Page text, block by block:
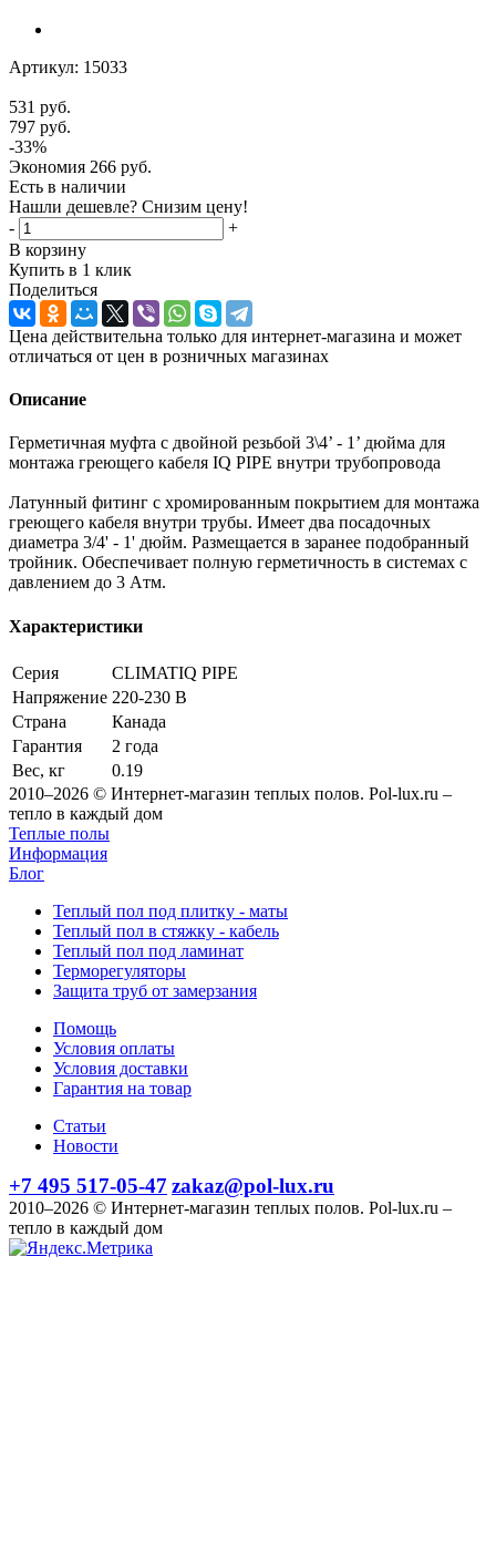
Артикул: 15033
531 руб.
797 руб.
-33%
Экономия 266 руб.
Есть в наличии
Нашли дешевле? Снизим цену!
-
+
В корзину
Купить в 1 клик
Поделиться
Цена действительна только для интернет-магазина и может
отличаться от цен в розничных магазинах
Описание
Герметичная муфта с двойной резьбой 3\4’ - 1’ дюйма для
монтажа греющего кабеля IQ PIPE внутри трубопровода
Латунный фитинг с хромированным покрытием для монтажа
греющего кабеля внутри трубы. Имеет два посадочных
диаметра 3/4' - 1' дюйм. Размещается в заранее подобранный
тройник. Обеспечивает полную герметичность в системах с
давлением до 3 Aтм.
Характеристики
Серия
CLIMATIQ PIPE
Напряжение 220-230 В
Страна
Канада
Гарантия
2 года
Вес, кг
0.19
2010–2026 © Интернет-магазин теплых полов. Pol-lux.ru –
тепло в каждый дом
Теплые полы
Информация
Блог
Теплый пол под плитку - маты
Теплый пол в стяжку - кабель
Теплый пол под ламинат
Терморегуляторы
Защита труб от замерзания
Помощь
Условия оплаты
Условия доставки
Гарантия на товар
Статьи
Новости
+7 495 517-05-47 zakaz@pol-lux.ru
2010–2026 © Интернет-магазин теплых полов. Pol-lux.ru –
тепло в каждый дом